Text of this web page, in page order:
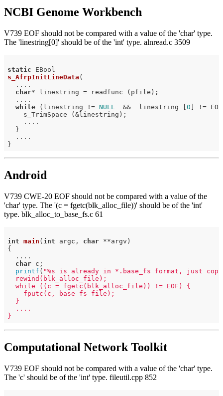
NCBI Genome Workbench
V739 EOF should not be compared with a value of the 'char' type.
The 'linestring[0]' should be of the 'int' type. alnread.c 3509
static
s_AfrpInitLineData (
  ....
char* linestring = readfunc (pfile);
  ....
while (linestring != NULL
  &&  linestring [
0 ] !=
    s_TrimSpace (&linestring);
    ....
  }
  ....
Android
V739 CWE-20 EOF should not be compared with a value of the
'char' type. The '(c = fgetc(blk_alloc_file))' should be of the 'int'
type. blk_alloc_to_base_fs.c 61
int main ( int argc, char **argv)
{
  ....
char c;
printf ( "%s is already in *.base_fs format, just
  rewind(blk_alloc_file);
  while ((c = fgetc(blk_alloc_file)) != EOF) {
    fputc(c, base_fs_file);
  }
  ....
Computational Network Toolkit
V739 EOF should not be compared with a value of the 'char' type.
The 'c' should be of the 'int' type. fileutil.cpp 852